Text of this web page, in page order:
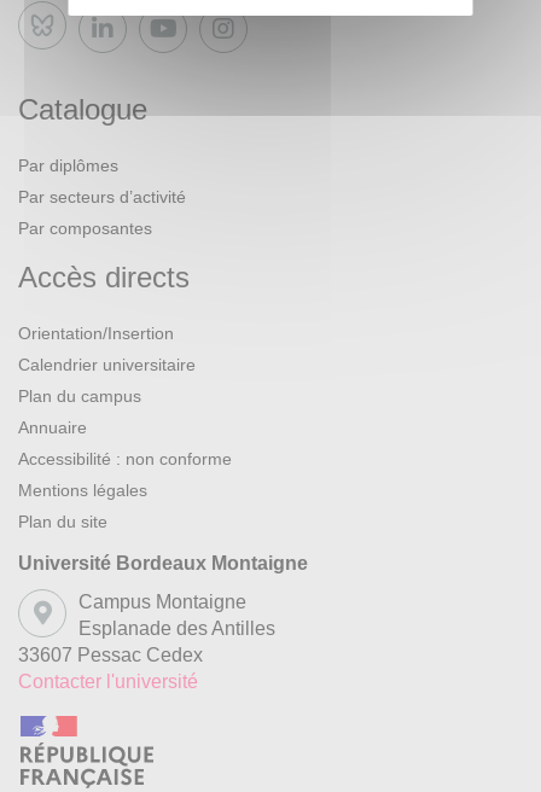
Bluesky
Catalogue
Par diplômes
Par secteurs d’activité
Par composantes
Accès directs
Orientation/Insertion
Calendrier universitaire
Plan du campus
Annuaire
Accessibilité : non conforme
Mentions légales
Plan du site
Université Bordeaux Montaigne
Campus Montaigne
Esplanade des Antilles
33607 Pessac Cedex
Contacter l'université